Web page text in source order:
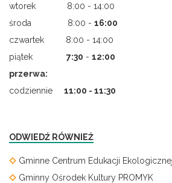
wtorek 8:00 - 14:00
środa 8:00 - 16:00
czwartek 8:00 - 14:00
piątek 7:30 - 12:00
przerwa:
codziennie
11:00 - 11:30
ODWIEDŹ RÓWNIEŻ
Gminne Centrum Edukacji Ekologicznej
Gminny Ośrodek Kultury PROMYK